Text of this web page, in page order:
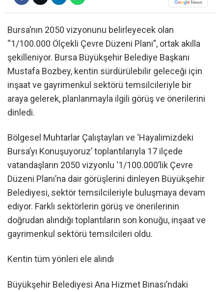
Bursa’nın 2050 vizyonunu belirleyecek olan
“1/100.000 Ölçekli Çevre Düzeni Planı”, ortak akılla
şekilleniyor. Bursa Büyükşehir Belediye Başkanı
Mustafa Bozbey, kentin sürdürülebilir geleceği için
inşaat ve gayrimenkul sektörü temsilcileriyle bir
araya gelerek, planlanmayla ilgili görüş ve önerilerini
dinledi.
Bölgesel Muhtarlar Çalıştayları ve ‘Hayalimizdeki
Bursa’yı Konuşuyoruz’ toplantılarıyla 17 ilçede
vatandaşların 2050 vizyonlu ‘1/100.000’lik Çevre
Düzeni Planı’na dair görüşlerini dinleyen Büyükşehir
Belediyesi, sektör temsilcileriyle buluşmaya devam
ediyor. Farklı sektörlerin görüş ve önerilerinin
doğrudan alındığı toplantıların son konuğu, inşaat ve
gayrimenkul sektörü temsilcileri oldu.
Kentin tüm yönleri ele alındı
Büyükşehir Belediyesi Ana Hizmet Binası’ndaki